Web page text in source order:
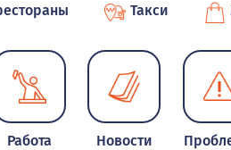
Такси
Работа Новости